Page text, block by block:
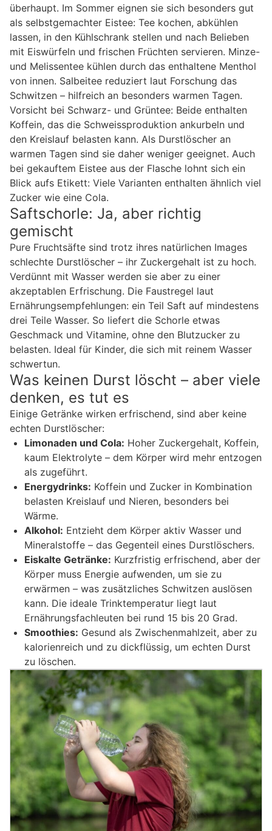
überhaupt. Im Sommer eignen sie sich besonders gut
als selbstgemachter Eistee: Tee kochen, abkühlen
lassen, in den Kühlschrank stellen und nach Belieben
mit Eiswürfeln und frischen Früchten servieren. Minze-
und Melissentee kühlen durch das enthaltene Menthol
von innen. Salbeitee reduziert laut Forschung das
Schwitzen – hilfreich an besonders warmen Tagen.
Vorsicht bei Schwarz- und Grüntee: Beide enthalten
Koffein, das die Schweissproduktion ankurbeln und
den Kreislauf belasten kann. Als Durstlöscher an
warmen Tagen sind sie daher weniger geeignet. Auch
bei gekauftem Eistee aus der Flasche lohnt sich ein
Blick aufs Etikett: Viele Varianten enthalten ähnlich viel
Zucker wie eine Cola.
Saftschorle: Ja, aber richtig
gemischt
Pure Fruchtsäfte sind trotz ihres natürlichen Images
schlechte Durstlöscher – ihr Zuckergehalt ist zu hoch.
Verdünnt mit Wasser werden sie aber zu einer
akzeptablen Erfrischung. Die Faustregel laut
Ernährungsempfehlungen: ein Teil Saft auf mindestens
drei Teile Wasser. So liefert die Schorle etwas
Geschmack und Vitamine, ohne den Blutzucker zu
belasten. Ideal für Kinder, die sich mit reinem Wasser
schwertun.
Was keinen Durst löscht – aber viele
denken, es tut es
Einige Getränke wirken erfrischend, sind aber keine
echten Durstlöscher:
Limonaden und Cola: Hoher Zuckergehalt, Koffein,
kaum Elektrolyte – dem Körper wird mehr entzogen
als zugeführt.
Energydrinks: Koffein und Zucker in Kombination
belasten Kreislauf und Nieren, besonders bei
Wärme.
Alkohol: Entzieht dem Körper aktiv Wasser und
Mineralstoffe – das Gegenteil eines Durstlöschers.
Eiskalte Getränke: Kurzfristig erfrischend, aber der
Körper muss Energie aufwenden, um sie zu
erwärmen – was zusätzliches Schwitzen auslösen
kann. Die ideale Trinktemperatur liegt laut
Ernährungsfachleuten bei rund 15 bis 20 Grad.
Smoothies: Gesund als Zwischenmahlzeit, aber zu
kalorienreich und zu dickflüssig, um echten Durst
zu löschen.